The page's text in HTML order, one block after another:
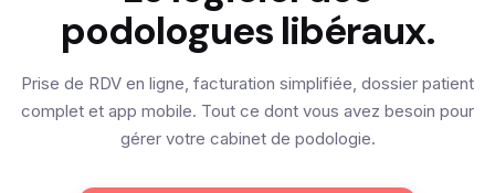
podologues libéraux.
Prise de RDV en ligne, facturation simplifiée, dossier patient
complet et app mobile. Tout ce dont vous avez besoin pour
gérer votre cabinet de podologie.